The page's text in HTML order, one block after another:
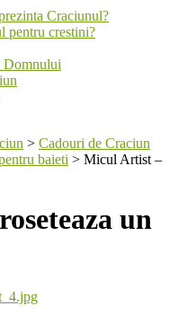
Craciunul?
pentru crestini?
Domnului
> Cadouri de Craciun
baieti > Micul Artist –
un